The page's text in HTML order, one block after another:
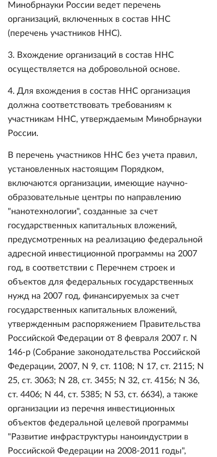
Минобрнауки России ведет перечень
организаций, включенных в состав ННС
(перечень участников ННС).
3. Вхождение организаций в состав ННС
осуществляется на добровольной основе.
4. Для вхождения в состав ННС организация
должна соответствовать требованиям к
участникам ННС, утверждаемым Минобрнауки
России.
В перечень участников ННС без учета правил,
установленных настоящим Порядком,
включаются организации, имеющие научно-
образовательные центры по направлению
"нанотехнологии", созданные за счет
государственных капитальных вложений,
предусмотренных на реализацию федеральной
адресной инвестиционной программы на 2007
год, в соответствии с Перечнем строек и
объектов для федеральных государственных
нужд на 2007 год, финансируемых за счет
государственных капитальных вложений,
утвержденным распоряжением Правительства
Российской Федерации от 8 февраля 2007 г. N
146-р (Собрание законодательства Российской
Федерации, 2007, N 9, ст. 1108; N 17, ст. 2115; N
25, ст. 3063; N 28, ст. 3455; N 32, ст. 4156; N 36,
ст. 4406; N 44, ст. 5385; N 53, ст. 6634), а также
организации из перечня инвестиционных
объектов федеральной целевой программы
"Развитие инфраструктуры наноиндустрии в
Российской Федерации на 2008-2011 годы",